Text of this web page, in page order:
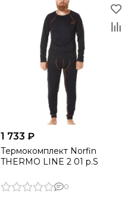
1 733 ₽
Термокомплект Norfin
THERMO LINE 2 01 р.S
0